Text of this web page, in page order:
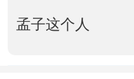
孟子这个人